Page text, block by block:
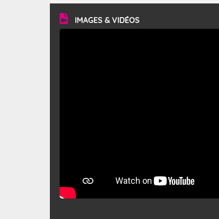
vitesse moyenne de 50 km/h et atteindre 80 à 100 km/h
en rafales, parfois davantage. Il parcourt la basse vallée
du Rhône et la Provence et envahit le littoral
méditerranéen à partir de la Camargue.
IMAGES & VIDÉOS